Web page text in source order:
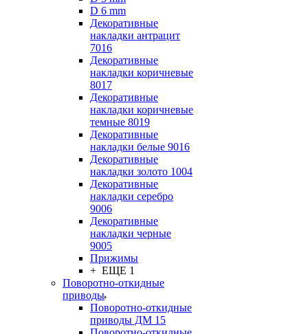
D 6 mm
Декоративные
накладки антрацит
7016
Декоративные
накладки коричневые
8017
Декоративные
накладки коричневые
темные 8019
Декоративные
накладки белые 9016
Декоративные
накладки золото 1004
Декоративные
накладки серебро
9006
Декоративные
накладки черные
9005
Прижимы
+ ЕЩЕ 1
Поворотно-откидные
приводы
Поворотно-откидные
приводы ДМ 15